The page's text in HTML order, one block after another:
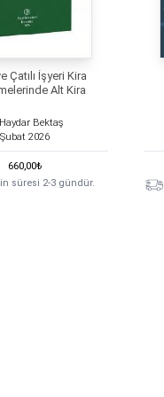
Çatılı İşyeri Kira
Alt Kira
Bektaş
Şubat 2026
660,00₺
süresi 2-3 gündür.